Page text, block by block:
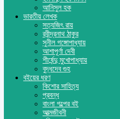
আনিসুল হক
ভারতীয় লেখক
সত্যজিৎ রায়
রবীন্দ্রনাথ ঠাকুর
সুনীল গঙ্গোপাধ্যায়
আশাপূর্ণা দেবী
শীর্ষেন্দু মুখোপাধ্যায়
বুদ্ধদেব গুহ
বইয়ের ধরণ
কিশোর সাহিত্য
প্রবন্ধ
বাংলা গল্পের বই
আত্মজীবনী